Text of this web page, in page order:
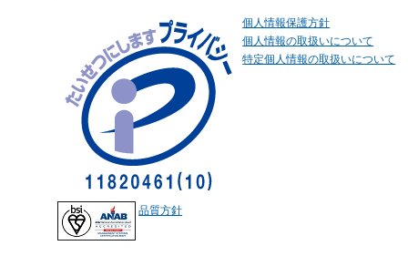
個人情報保護方針
個人情報の取扱いについて
特定個人情報の取扱いについて
品質方針